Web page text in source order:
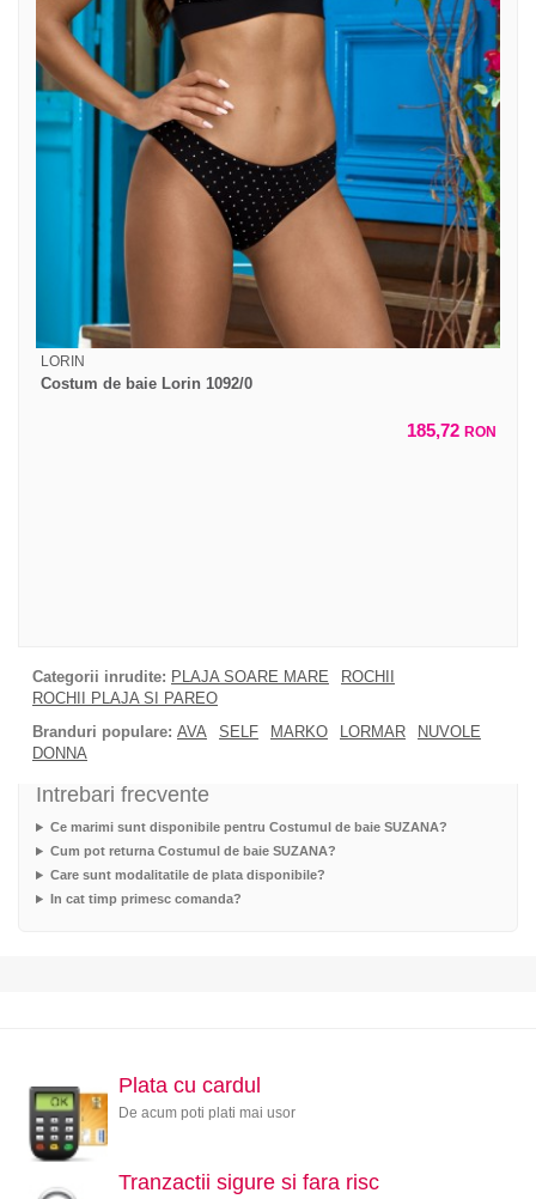
LORIN
Costum de baie Lorin 1092/0
185,72 RON
Categorii inrudite: PLAJA SOARE MARE
ROCHII
ROCHII PLAJA SI PAREO
Branduri populare: AVA SELF MARKO LORMAR
NUVOLE
DONNA
Intrebari frecvente
Ce marimi sunt disponibile pentru Costumul de baie SUZANA?
Cum pot returna Costumul de baie SUZANA?
Care sunt modalitatile de plata disponibile?
In cat timp primesc comanda?
Plata cu cardul
De acum poti plati mai usor
Tranzactii sigure si fara risc